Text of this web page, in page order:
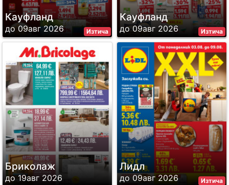
Изтича
Кауфланд
до 09авг 2026 Изтича
Кауфланд
до 09авг 2026
Бриколаж
до 19авг 2026 Изтича
Лидл
до 09авг 2026